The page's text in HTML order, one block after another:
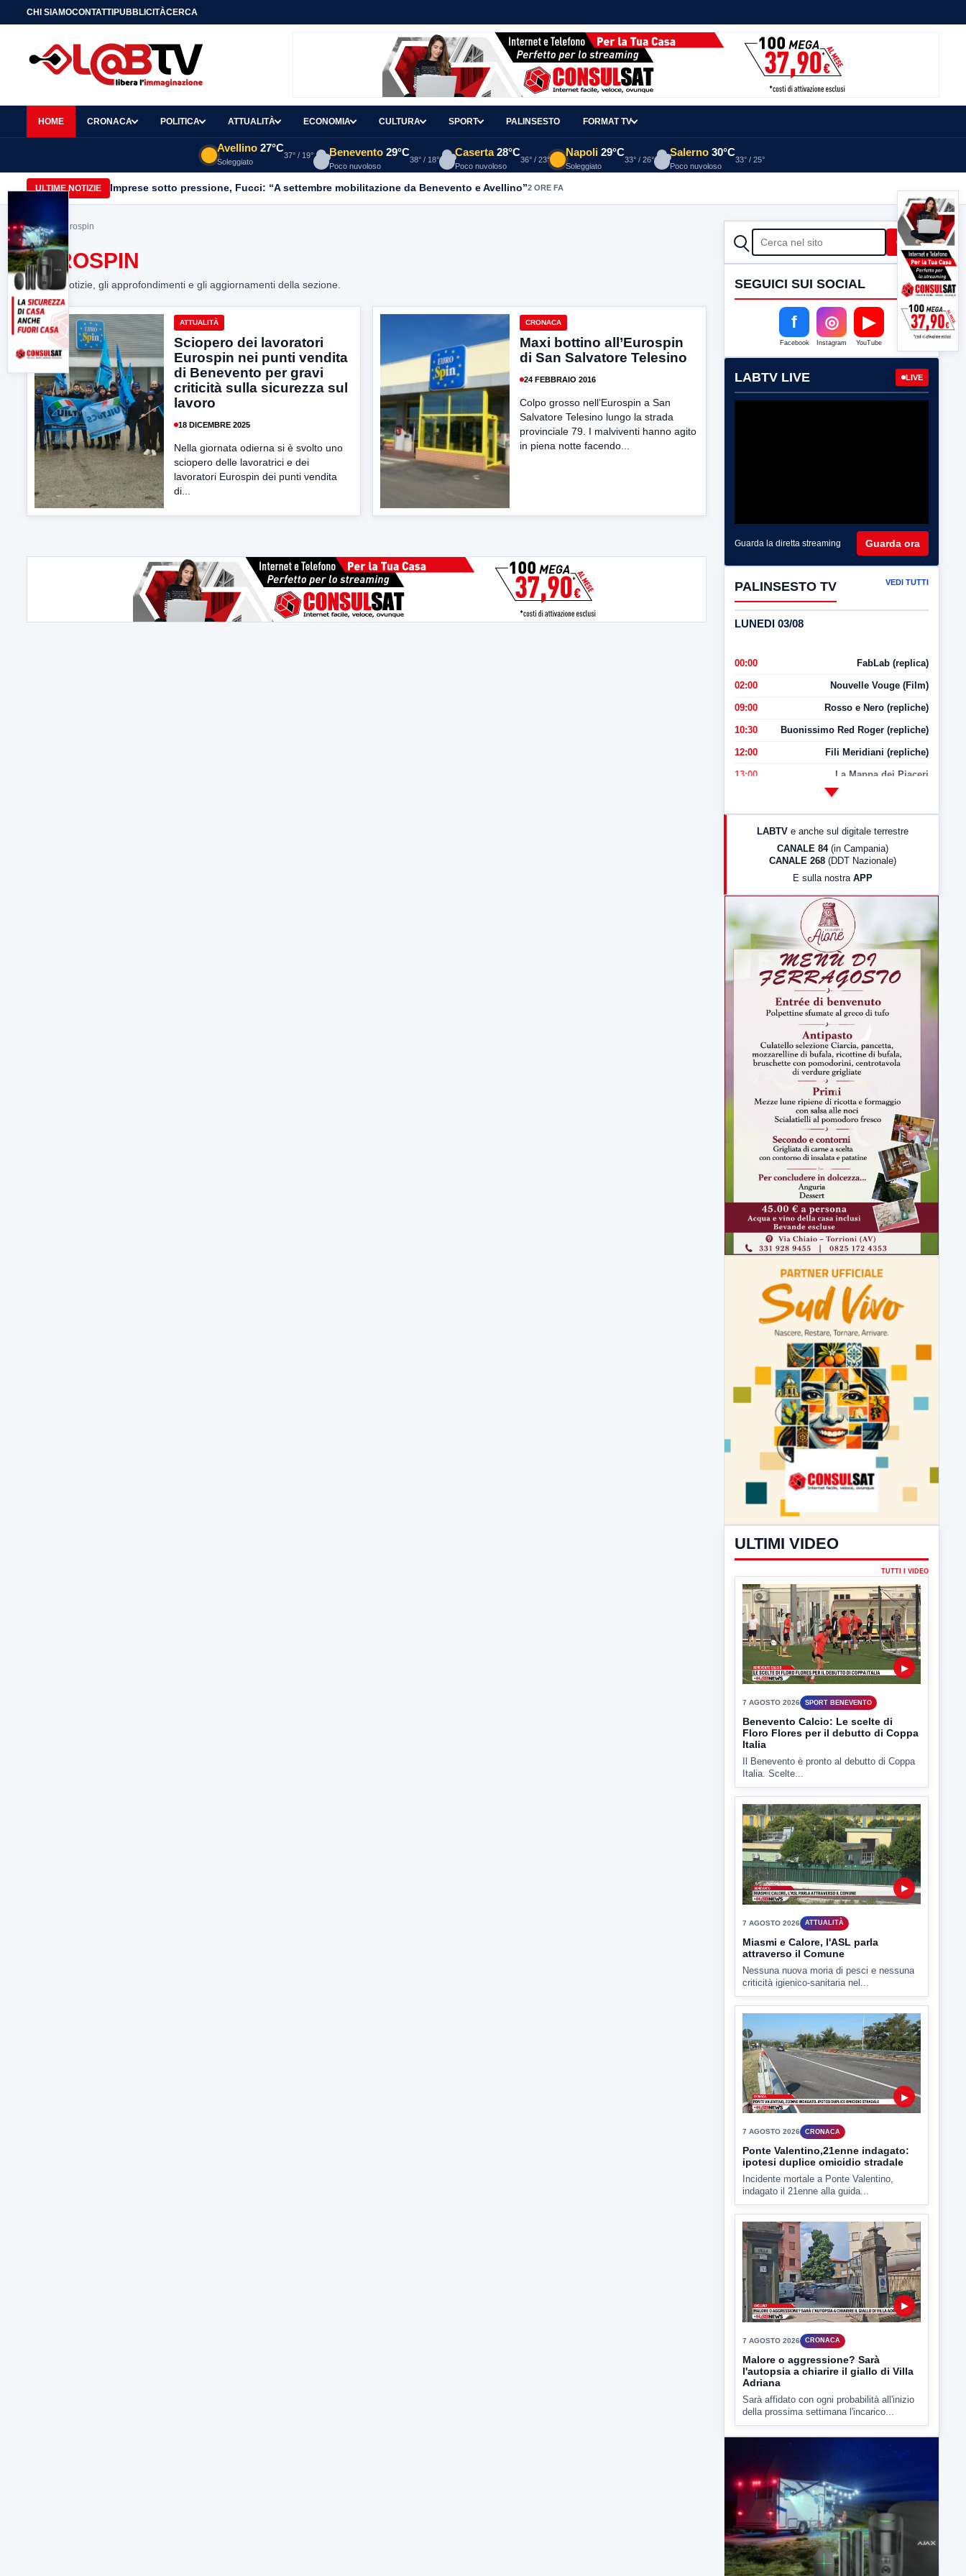
CHI SIAMOCONTATTIPUBBLICITÀCERCA
HOME CRONACA POLITICA ATTUALITÀ ECONOMIA CULTURA SPORT PALINSESTO FORMAT TV
Avellino 27°C
Soleggiato
37° / 19° Benevento 29°C
Poco nuvoloso
38° / 18°
Caserta 28°C
Poco nuvoloso
36° / 23°
Napoli 29°C
Soleggiato
33° / 26°
Salerno 30°C
Poco nuvoloso
33° / 25°
ULTIME NOTIZIE Imprese sotto pressione, Fucci: “A settembre mobilitazione da Benevento e Avellino”2 ORE FA
Home> eurospin
EUROSPIN
Tutte le notizie, gli approfondimenti e gli aggiornamenti della sezione.
ATTUALITÀ
Sciopero dei lavoratori
Eurospin nei punti vendita
di Benevento per gravi
criticità sulla sicurezza sul
lavoro
18 DICEMBRE 2025
Nella giornata odierna si è svolto uno
sciopero delle lavoratrici e dei
lavoratori Eurospin dei punti vendita
di...
CRONACA
Maxi bottino all’Eurospin
di San Salvatore Telesino
24 FEBBRAIO 2016
Colpo grosso nell’Eurospin a San
Salvatore Telesino lungo la strada
provinciale 79. I malviventi hanno agito
in piena notte facendo...
CERCA Cerca
SEGUICI SUI SOCIAL
f
Facebook
◎
Instagram
▶
YouTube
LABTV LIVE LIVE
Guarda la diretta streaming Guarda ora
PALINSESTO TV VEDI TUTTI
LUNEDI 03/08
00:00 FabLab (replica)
02:00 Nouvelle Vouge (Film)
09:00 Rosso e Nero (repliche)
10:30 Buonissimo Red Roger (repliche)
12:00 Fili Meridiani (repliche)
13:00 La Mappa dei Piaceri
LabNews (Diretta)
LabNews (replica)
LABTV e anche sul digitale terrestre
CANALE 84 (in Campania)
CANALE 268 (DDT Nazionale)
E sulla nostra APP
ULTIMI VIDEO
TUTTI I VIDEO
▶
7 AGOSTO 2026 SPORT BENEVENTO
Benevento Calcio: Le scelte di
Floro Flores per il debutto di Coppa
Italia
Il Benevento è pronto al debutto di Coppa
Italia. Scelte...
7 AGOSTO 2026
Miasmi e Calore, l'ASL parla
attraverso il Comune
Nessuna nuova moria di pesci e nessuna
criticità igienico-sanitaria nel...
7 AGOSTO 2026 CRONACA
Ponte Valentino,21enne indagato:
ipotesi duplice omicidio stradale
Incidente mortale a Ponte Valentino,
indagato il 21enne alla guida...
▶
7 AGOSTO 2026 CRONACA
Malore o aggressione? Sarà
l'autopsia a chiarire il giallo di Villa
Adriana
Sarà affidato con ogni probabilità all'inizio
della prossima settimana l'incarico...